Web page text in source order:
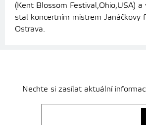
(Kent Blossom Festival,Ohio,USA)
stal koncertním mistrem Janáčkovy
Ostrava.
Nechte si zasílat aktuální